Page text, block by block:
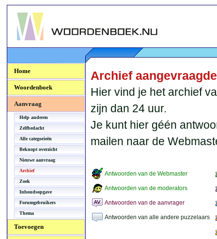
Woordenboek.NU
Home
Woordenboek
Aanvraag
Help anderen
Zelfbedacht
Alle categorieën
Beknopt overzicht
Nieuwe aanvraag
Archief
Zoek
Inhoudsopgave
Forumgebruikers
Thema
Toevoegen
Archief
Hier vind je het archief
zijn dan 24 uur.
Je kunt hier géén
mailen naar de
Antwoorden van de Webmaster
Antwoorden van de moderators
Antwoorden van de aanvrager
Antwoorden van alle andere puzzelaars